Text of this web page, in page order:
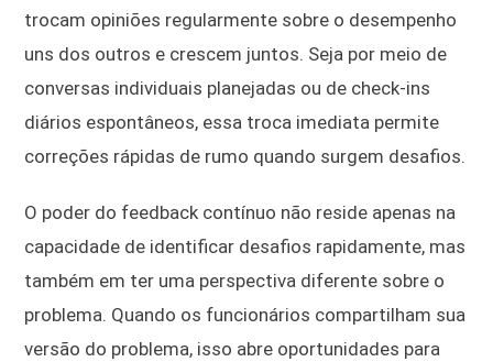
trocam opiniões regularmente sobre o desempenho
uns dos outros e crescem juntos. Seja por meio de
conversas individuais planejadas ou de check-ins
diários espontâneos, essa troca imediata permite
correções rápidas de rumo quando surgem desafios.
O poder do feedback contínuo não reside apenas na
capacidade de identificar desafios rapidamente, mas
também em ter uma perspectiva diferente sobre o
problema. Quando os funcionários compartilham sua
versão do problema, isso abre oportunidades para